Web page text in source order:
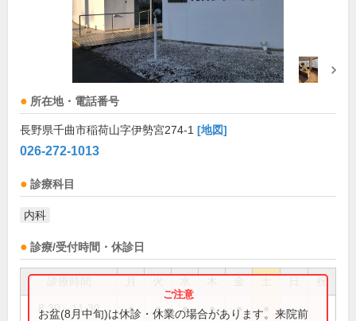
所在地・電話番号
長野県千曲市稲荷山字伊勢宮274-1 [地図]
026-272-1013
診療科目
内科
診療/受付時間・休診日
祝
8:30～11:30 ● ● ● ● ●
お盆(8月中旬)は休診・休業の場合があります。来院前